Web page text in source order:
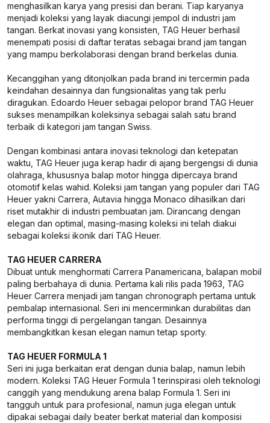
menghasilkan karya yang presisi dan berani. Tiap karyanya
menjadi koleksi yang layak diacungi jempol di industri jam
tangan. Berkat inovasi yang konsisten, TAG Heuer berhasil
menempati posisi di daftar teratas sebagai brand jam tangan
yang mampu berkolaborasi dengan brand berkelas dunia.
Kecanggihan yang ditonjolkan pada brand ini tercermin pada
keindahan desainnya dan fungsionalitas yang tak perlu
diragukan. Edoardo Heuer sebagai pelopor brand TAG Heuer
sukses menampilkan koleksinya sebagai salah satu brand
terbaik di kategori jam tangan Swiss.
Dengan kombinasi antara inovasi teknologi dan ketepatan
waktu, TAG Heuer juga kerap hadir di ajang bergengsi di dunia
olahraga, khususnya balap motor hingga dipercaya brand
otomotif kelas wahid. Koleksi jam tangan yang populer dari TAG
Heuer yakni Carrera, Autavia hingga Monaco dihasilkan dari
riset mutakhir di industri pembuatan jam. Dirancang dengan
elegan dan optimal, masing-masing koleksi ini telah diakui
sebagai koleksi ikonik dari TAG Heuer.
TAG HEUER CARRERA
Dibuat untuk menghormati Carrera Panamericana, balapan mobil
paling berbahaya di dunia. Pertama kali rilis pada 1963, TAG
Heuer Carrera menjadi jam tangan chronograph pertama untuk
pembalap internasional. Seri ini mencerminkan durabilitas dan
performa tinggi di pergelangan tangan. Desainnya
membangkitkan kesan elegan namun tetap sporty.
TAG HEUER FORMULA 1
Seri ini juga berkaitan erat dengan dunia balap, namun lebih
modern. Koleksi TAG Heuer Formula 1 terinspirasi oleh teknologi
canggih yang mendukung arena balap Formula 1. Seri ini
tangguh untuk para profesional, namun juga elegan untuk
dipakai sebagai daily beater berkat material dan komposisi